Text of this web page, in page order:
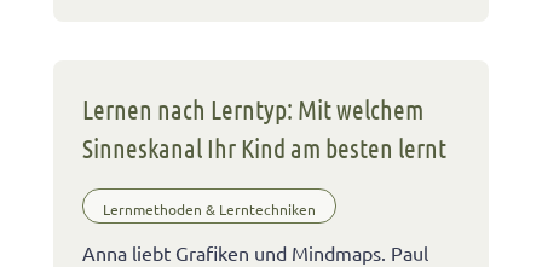
Lernen nach Lerntyp: Mit welchem
Sinneskanal Ihr Kind am besten lernt
Lernmethoden & Lerntechniken
Anna liebt Grafiken und Mindmaps. Paul